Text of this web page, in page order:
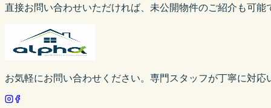
直接お問い合わせいただければ、未公開物件のご紹介も可能
お気軽にお問い合わせください。専門スタッフが丁寧に対応